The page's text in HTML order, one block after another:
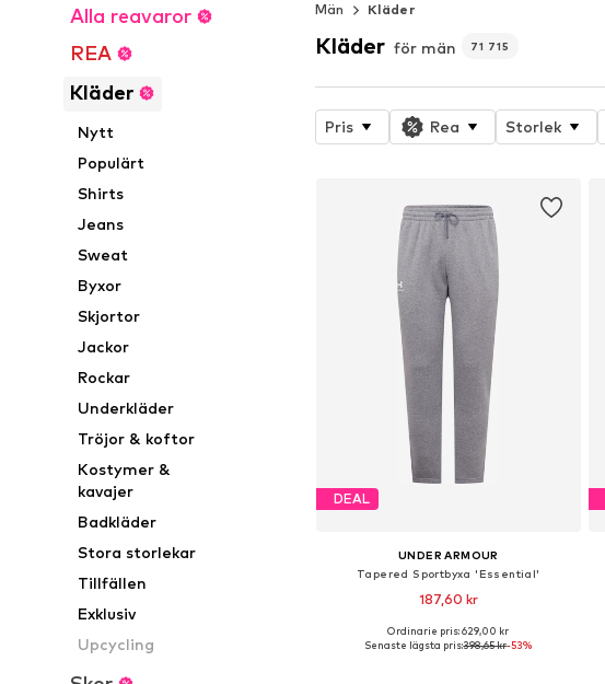
Alla reavaror
REA
Kläder
Nytt
Populärt
Shirts
Jeans
Sweat
Byxor
Skjortor
Jackor
Rockar
Underkläder
Tröjor & koftor
Kostymer &
kavajer
Badkläder
Stora storlekar
Tillfällen
Exklusiv
Upcycling
Män Kläder
Kläder för män 71 715
Pris Rea Storlek
DEAL
UNDER ARMOUR
Tapered Sportbyxa 'Essential'
187,60 kr
+ 1
Tillgängliga storlekar: XS, S, M, L, XL
Ordinarie pris: 629,00 kr
Senaste lägsta pris:398,65 kr-53%